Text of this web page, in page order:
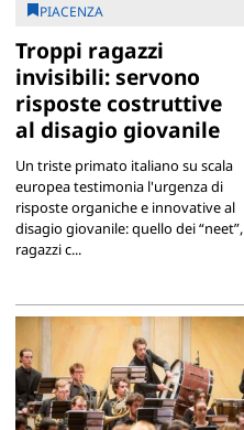
PIACENZA
Troppi ragazzi
invisibili: servono
risposte costruttive
al disagio giovanile
Un triste primato italiano su scala
europea testimonia l'urgenza di
risposte organiche e innovative al
disagio giovanile: quello dei “neet”,
ragazzi c...